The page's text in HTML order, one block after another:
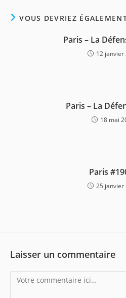
VOUS DEVRIEZ
Paris – La
12 janvier
Paris – La
18 mai
Paris
25 janvier
Laisser un commentaire
Comment